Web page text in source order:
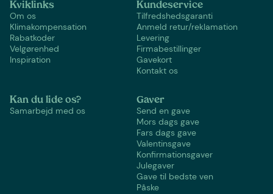
Kviklinks
Om os
Klimakompensation
Rabatkoder
Velgørenhed
Inspiration
Kundeservice
Tilfredshedsgaranti
Anmeld retur/reklamation
Levering
Firmabestillinger
Gavekort
Kontakt os
Kan du lide os?
Samarbejd med os
Gaver
Send en gave
Mors dags gave
Fars dags gave
Valentinsgave
Konfirmationsgaver
Julegaver
Gave til bedste ven
Påske